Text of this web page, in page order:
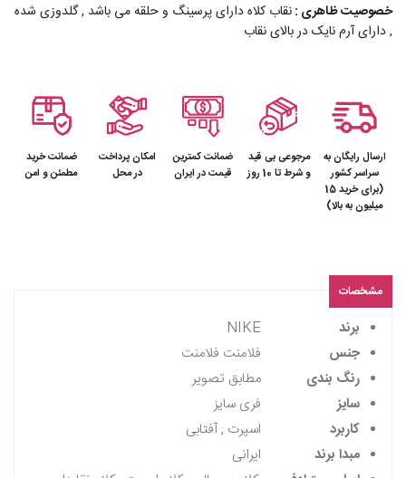
خصوصیت ظاهری :نقاب کلاه دارای پرسینگ و حلقه می باشد , گلدوزی شده
, دارای آرم نایک در بالای نقاب
ارسال رایگان به
سراسر کشور
(برای خرید 15
میلیون به بالا)
مرجوعی بی قید
و شرط تا 10 روز
ضمانت کمترین
قیمت در ایران
امکان پرداخت
در محل
ضمانت خرید
مطمئن و امن
مشخصات
برند
جنس
فلامنت فلامنت
رنگ بندی
مطابق تصویر
سایز
فری سایز
کاربرد
اسپرت , آفتابی
مبدا برند
ایرانی